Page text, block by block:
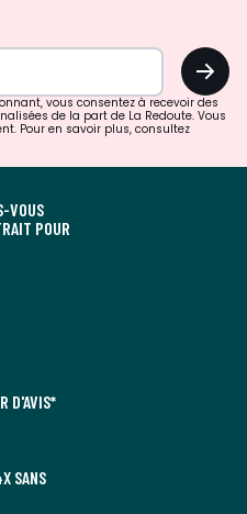
OK
vous consentez à recevoir des
de la part de La Redoute. Vous
Pour en savoir plus, consultez
VOUS
POUR
D'AVIS*
SANS